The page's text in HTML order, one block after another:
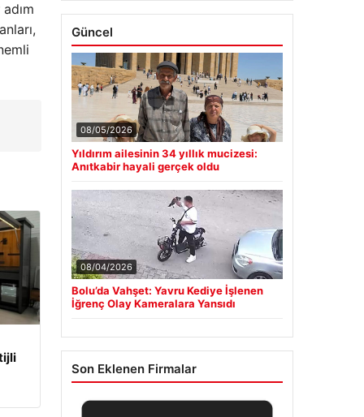
Güncel
08/05/2026
Yıldırım ailesinin 34 yıllık mucizesi:
Anıtkabir hayali gerçek oldu
08/04/2026
Bolu’da Vahşet: Yavru Kediye İşlenen
İğrenç Olay Kameralara Yansıdı
Son Eklenen Firmalar